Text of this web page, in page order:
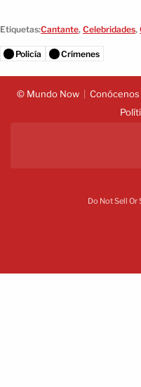
Etiquetas:Cantante, Celebridades,
Policía Crímenes
© Mundo Now Conócenos
Do Not Sell